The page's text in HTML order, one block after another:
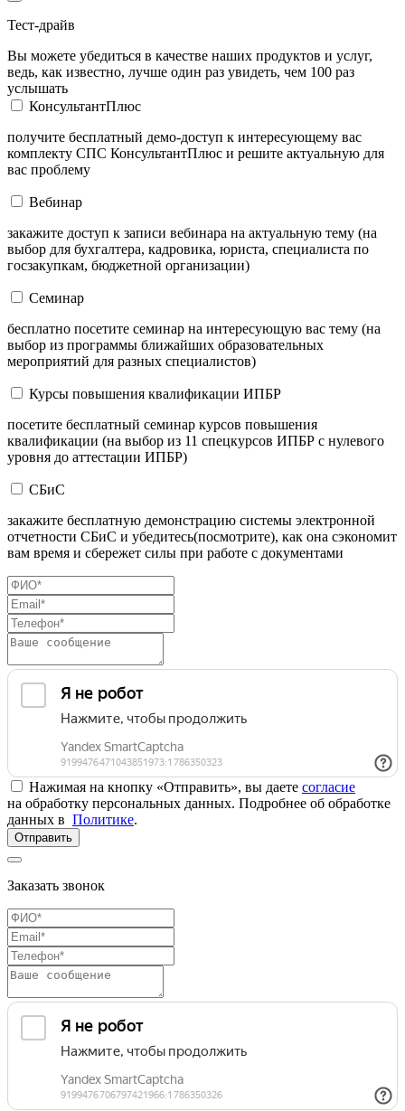
Тест-драйв
Вы можете убедиться в качестве наших продуктов и услуг,
ведь, как известно, лучше один раз увидеть, чем 100 раз
услышать
КонсультантПлюс
получите бесплатный демо-доступ к интересующему вас
комплекту СПС КонсультантПлюс и решите актуальную для
вас проблему
Вебинар
закажите доступ к записи вебинара на актуальную тему (на
выбор для бухгалтера, кадровика, юриста, специалиста по
госзакупкам, бюджетной организации)
Семинар
бесплатно посетите семинар на интересующую вас тему (на
выбор из программы ближайших образовательных
мероприятий для разных специалистов)
Курсы повышения квалификации ИПБР
посетите бесплатный семинар курсов повышения
квалификации (на выбор из 11 спецкурсов ИПБР с нулевого
уровня до аттестации ИПБР)
СБиС
закажите бесплатную демонстрацию системы электронной
отчетности СБиС и убедитесь(посмотрите), как она сэкономит
вам время и сбережет силы при работе с документами
Нажимая на кнопку «Отправить», вы даете согласие
на обработку персональных данных. Подробнее об обработке
данных в Политике.
Отправить
Заказать звонок